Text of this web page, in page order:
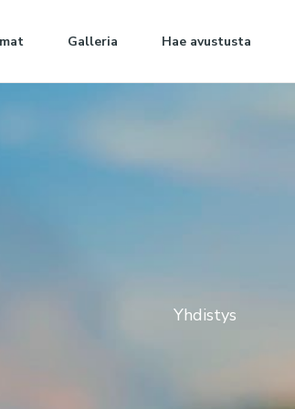
Galleria Hae avustusta
Yhdistys